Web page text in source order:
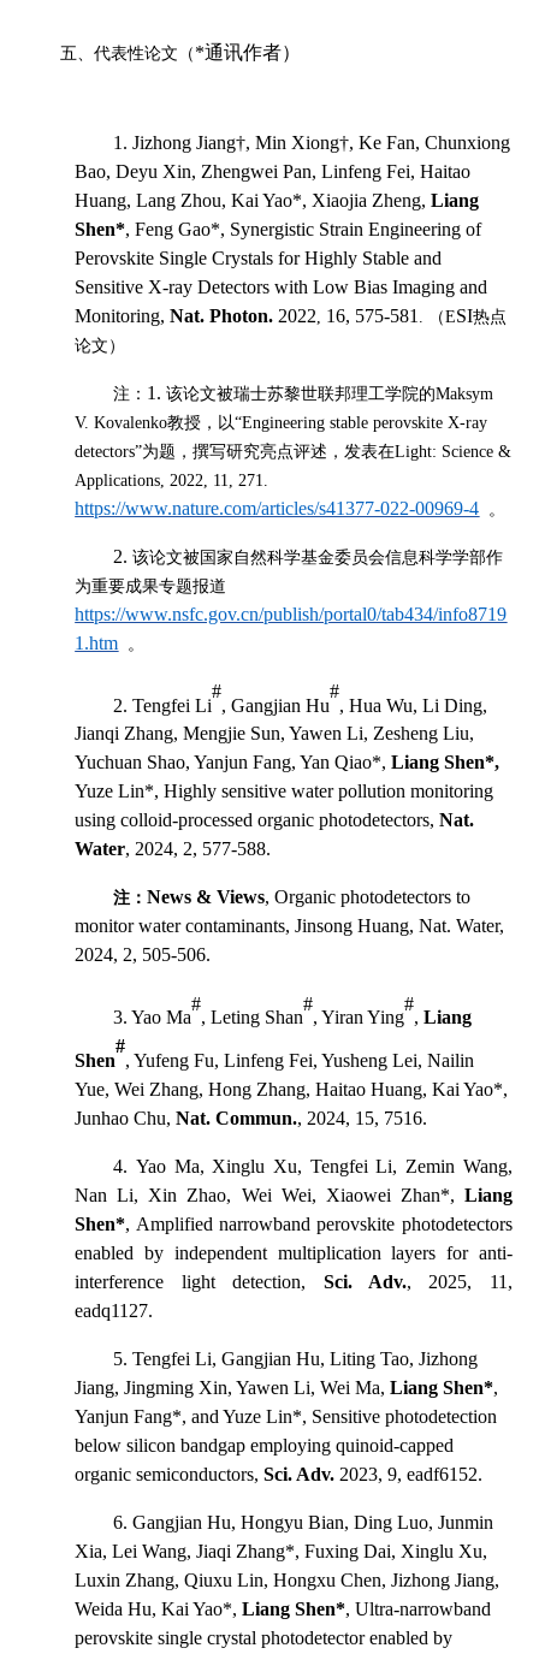
五、代表性论文（ *通讯作者）
1. Jizhong Jiang†, Min Xiong†, Ke Fan, Chunxiong
Bao, Deyu Xin, Zhengwei Pan, Linfeng Fei, Haitao
Huang, Lang Zhou, Kai Yao*, Xiaojia Zheng,Liang
Shen*, Feng Gao*, Synergistic Strain Engineering of
Perovskite Single Crystals for Highly Stable and
Sensitive X-ray Detectors with Low Bias Imaging and
Monitoring,Nat. Photon. 2022 16, 575-581 （ESI热点
论文）
注： 1.该论文被瑞士苏黎世联邦理工学院的Maksym
V. Kovalenko教授，以“Engineering stable perovskite X-ray
detectors”为题，撰写研究亮点评述，发表在Light: Science &
Applications, 2022, 11, 271.
https://www.nature.com/articles/s41377-022-00969-4 。
2.该论文被国家自然科学基金委员会信息科学学部作
为重要成果专题报道
https://www.nsfc.gov.cn/publish/portal0/tab434/info8719
1.htm
。
2. Tengfei Li
#
, Gangjian Hu
#
, Hua Wu, Li Ding,
Jianqi Zhang, Mengjie Sun, Yawen Li, Zesheng Liu,
Yuchuan Shao, Yanjun Fang, Yan Qiao*,Liang Shen*,
Yuze Lin*, Highly sensitive water pollution monitoring
using colloid-processed organic photodetectors,Nat.
Water, 2024, 2, 577-588.
注：News & Views, Organic photodetectors to
monitor water contaminants, Jinsong Huang, Nat. Water,
2024, 2, 505-506.
3. Yao Ma
#
, Leting Shan
#
, Yiran Ying
#
,Liang
Shen
#
, Yufeng Fu, Linfeng Fei, Yusheng Lei, Nailin
Yue, Wei Zhang, Hong Zhang, Haitao Huang, Kai Yao*,
Junhao Chu,Nat. Commun., 2024, 15, 7516.
4.Yao Ma, Xinglu Xu, Tengfei Li, Zemin Wang,
Nan Li, Xin Zhao, Wei Wei, Xiaowei Zhan*, Liang
Shen*, Amplified narrowband perovskite photodetectors
enabled by independent multiplication layers for anti-
interference light detection, Sci. Adv., 2025, 11,
eadq1127.
5. Tengfei Li, Gangjian Hu, Liting Tao, Jizhong
Jiang, Jingming Xin, Yawen Li, Wei Ma,Liang Shen*,
Yanjun Fang*, and Yuze Lin*, Sensitive photodetection
below silicon bandgap employing quinoid-capped
organic semiconductors,Sci. Adv. 2023, 9, eadf6152.
6. Gangjian Hu, Hongyu Bian, Ding Luo, Junmin
Xia, Lei Wang, Jiaqi Zhang*, Fuxing Dai, Xinglu Xu,
Luxin Zhang, Qiuxu Lin, Hongxu Chen, Jizhong Jiang,
Weida Hu, Kai Yao*,Liang Shen*, Ultra-narrowband
perovskite single crystal photodetector enabled by